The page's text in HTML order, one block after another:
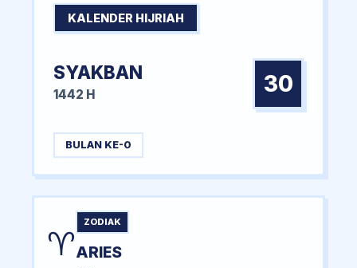
KALENDER HIJRIAH
SYAKBAN
1442 H 30
BULAN KE-0
♈
ZODIAK
ARIES